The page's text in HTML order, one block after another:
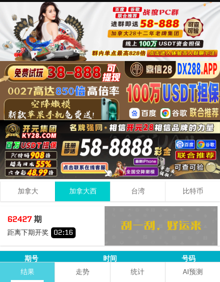
加拿大 加拿大西 台湾 比特币
62427期
距离下期开奖 02:16
4 + 1 9 14
期号 时间
号码
62426
08-10 15:15:00 5+9+5=19
结果 走势 统计 AI预测